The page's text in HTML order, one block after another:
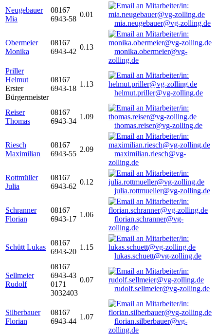
Neugebauer
Mia
08167
6943-58
0.01
mia.neugebauer@vg-zolling.de
Obermeier
Monika
08167
6943-42
0.13
monika.obermeier@vg-
zolling.de
Priller
Helmut
Erster
Bürgermeister
08167
6943-18
1.13
helmut.priller@vg-zolling.de
Reiser
Thomas
08167
6943-34
1.09
thomas.reiser@vg-zolling.de
Riesch
Maximilian
08167
6943-55
2.09
maximilian.riesch@vg-
zolling.de
Rottmüller
Julia
08167
6943-62
0.12
julia.rottmueller@vg-zolling.de
Schranner
Florian
08167
6943-17
1.06
florian.schranner@vg-
zolling.de
Schütt Lukas
08167
6943-20
1.15
lukas.schuett@vg-zolling.de
Sellmeier
Rudolf
08167
6943-43
0171
3032403
0.07
rudolf.sellmeier@vg-zolling.de
Silberbauer
Florian
08167
6943-44
1.07
florian.silberbauer@vg-
zolling.de